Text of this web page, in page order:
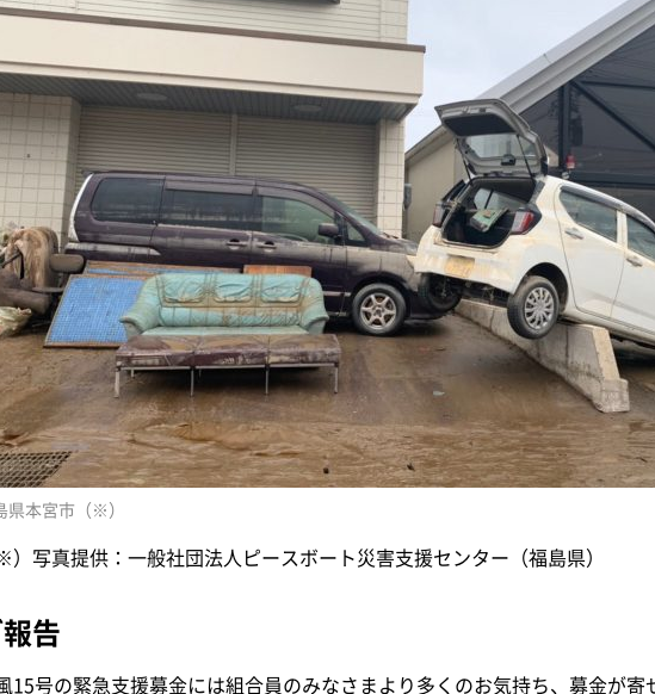
県本宮市（※）
）写真提供：一般社団法人ピースボート災害支援センター（福島県）
告
15号の緊急支援募金には組合員のみなさまより多くのお気持ち、募金が寄